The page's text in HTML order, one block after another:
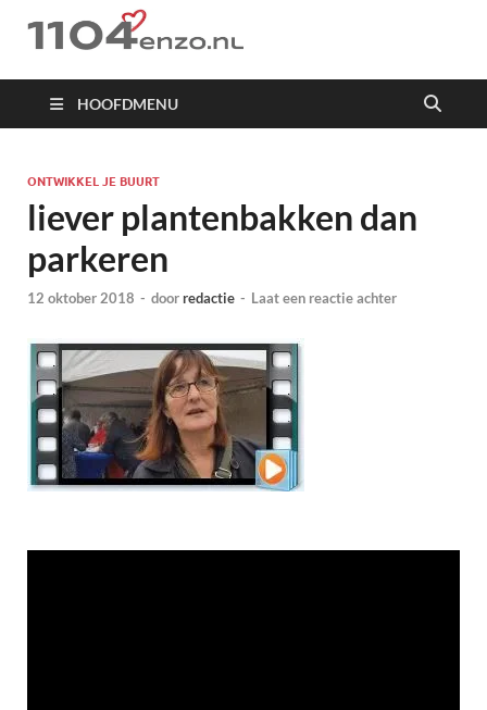
1104 en zo
HOOFDMENU
ONTWIKKEL JE BUURT
liever plantenbakken dan
parkeren
12 oktober 2018 - doorredactie - Laat een reactie achter